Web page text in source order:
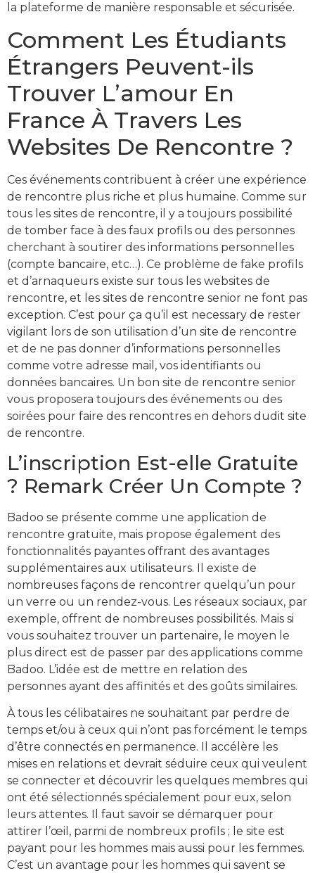
la plateforme de manière responsable et sécurisée.
Comment Les Étudiants
Étrangers Peuvent-ils
Trouver L’amour En
France À Travers Les
Websites De Rencontre ?
Ces événements contribuent à créer une expérience
de rencontre plus riche et plus humaine. Comme sur
tous les sites de rencontre, il y a toujours possibilité
de tomber face à des faux profils ou des personnes
cherchant à soutirer des informations personnelles
(compte bancaire, etc…). Ce problème de fake profils
et d’arnaqueurs existe sur tous les websites de
rencontre, et les sites de rencontre senior ne font pas
exception. C’est pour ça qu’il est necessary de rester
vigilant lors de son utilisation d’un site de rencontre
et de ne pas donner d’informations personnelles
comme votre adresse mail, vos identifiants ou
données bancaires. Un bon site de rencontre senior
vous proposera toujours des événements ou des
soirées pour faire des rencontres en dehors dudit site
de rencontre.
L’inscription Est-elle Gratuite
? Remark Créer Un Compte ?
Badoo se présente comme une application de
rencontre gratuite, mais propose également des
fonctionnalités payantes offrant des avantages
supplémentaires aux utilisateurs. Il existe de
nombreuses façons de rencontrer quelqu’un pour
un verre ou un rendez-vous. Les réseaux sociaux, par
exemple, offrent de nombreuses possibilités. Mais si
vous souhaitez trouver un partenaire, le moyen le
plus direct est de passer par des applications comme
Badoo. L’idée est de mettre en relation des
personnes ayant des affinités et des goûts similaires.
À tous les célibataires ne souhaitant par perdre de
temps et/ou à ceux qui n’ont pas forcément le temps
d’être connectés en permanence. Il accélère les
mises en relations et devrait séduire ceux qui veulent
se connecter et découvrir les quelques membres qui
ont été sélectionnés spécialement pour eux, selon
leurs attentes. Il faut savoir se démarquer pour
attirer l’œil, parmi de nombreux profils ; le site est
payant pour les hommes mais aussi pour les femmes.
C’est un avantage pour les hommes qui savent se